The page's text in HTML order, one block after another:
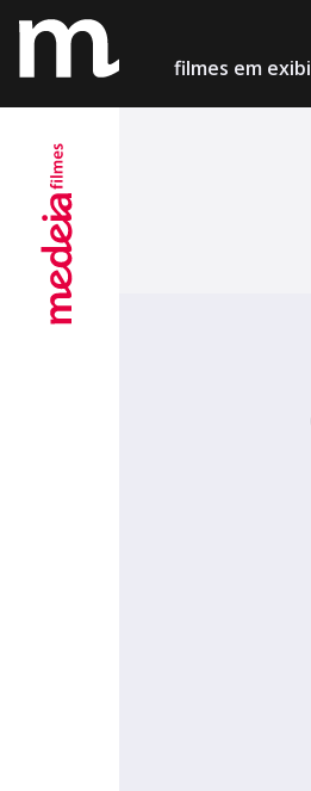
filmes em